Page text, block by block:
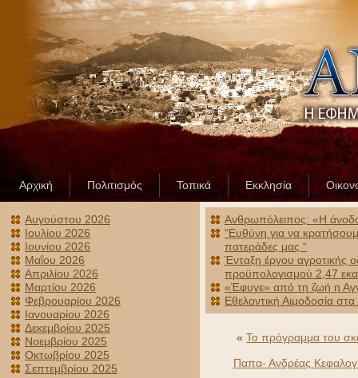
Αρχική Πολιτισμός Τοπικά Εκκλησία
Αυγούστου 2026
Ιουλίου 2026
Ιουνίου 2026
Μαΐου 2026
Απριλίου 2026
Μαρτίου 2026
Φεβρουαρίου 2026
Ιανουαρίου 2026
Δεκεμβρίου 2025
Νοεμβρίου 2025
Οκτωβρίου 2025
Σεπτεμβρίου 2025
Ανθρωπόλειπος: «Η
“Ευθύνη για να
πατεράδες μας “
Ένταξη έργου αγροτικής
προϋπολογισμού 2,47
«Έφυγε» από τη ζωή η
Εθελοντική Αιμοδοσία
« To πρόγραμμα του
Παπα- Ανδρέας